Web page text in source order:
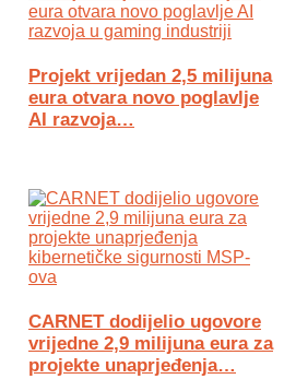
Projekt vrijedan 2,5 milijuna
eura otvara novo poglavlje
AI razvoja…
CARNET dodijelio ugovore
vrijedne 2,9 milijuna eura za
projekte unaprjeđenja…